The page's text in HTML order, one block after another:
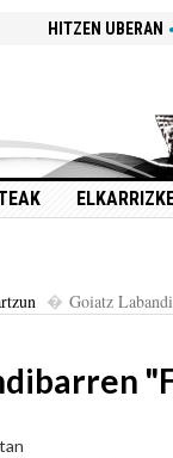
HITZEN UBERAN
Goiatz